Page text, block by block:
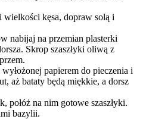
wielkości kęsa, dopraw solą i
nabijaj na przemian plasterki
Skrop szaszłyki oliwą z
wyłożonej papierem do pieczenia i
aż bataty będą miękkie, a dorsz
połóż na nim gotowe szaszłyki.
bazylii.